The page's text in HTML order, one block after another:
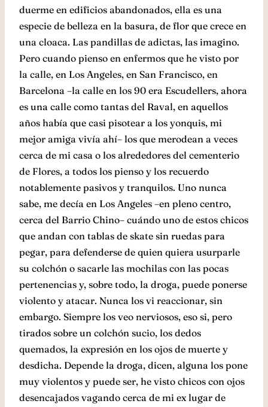
duerme en edificios abandonados, ella es una
especie de belleza en la basura, de flor que crece en
una cloaca. Las pandillas de adictas, las imagino.
Pero cuando pienso en enfermos que he visto por
la calle, en Los Angeles, en San Francisco, en
Barcelona –la calle en los 90 era Escudellers, ahora
es una calle como tantas del Raval, en aquellos
años había que casi pisotear a los yonquis, mi
mejor amiga vivía ahí– los que merodean a veces
cerca de mi casa o los alrededores del cementerio
de Flores, a todos los pienso y los recuerdo
notablemente pasivos y tranquilos. Uno nunca
sabe, me decía en Los Angeles –en pleno centro,
cerca del Barrio Chino– cuándo uno de estos chicos
que andan con tablas de skate sin ruedas para
pegar, para defenderse de quien quiera usurparle
su colchón o sacarle las mochilas con las pocas
pertenencias y, sobre todo, la droga, puede ponerse
violento y atacar. Nunca los vi reaccionar, sin
embargo. Siempre los veo nerviosos, eso si, pero
tirados sobre un colchón sucio, los dedos
quemados, la expresión en los ojos de muerte y
desdicha. Depende la droga, dicen, alguna los pone
muy violentos y puede ser, he visto chicos con ojos
desencajados vagando cerca de mi ex lugar de